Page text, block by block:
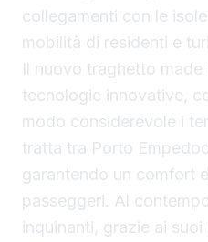
collegamenti con le
mobilità di residenti e
Il nuovo traghetto made
tecnologie innovative,
modo considerevole i
tratta tra Porto
garantendo un comfort
passeggeri. Al
inquinanti, grazie ai